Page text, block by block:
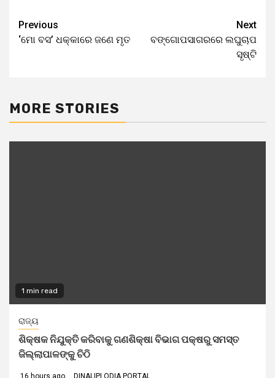
Continue
Reading
Previous
‘ମୋ ବସ’ ଧକ୍କାରେ ଜଣେ ମୃତ
Next
ବଙ୍ଗୋପସାଗରରେ ଲଘୁଚାପ
ସୃଷ୍ଟି
MORE STORIES
1 min read
ରାଜ୍ୟ
ଶିକ୍ଷକ ନିଯୁକ୍ତି କରିବାକୁ ଗଣଶିକ୍ଷା ବିଭାଗ ପକ୍ଷରୁ ସମସ୍ତ
ଜିଲ୍ଲାପାଳଙ୍କୁ ଚିଠି
16 hours ago DINALIPI ODIA PORTAL